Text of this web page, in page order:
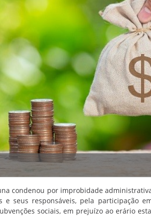
condenou por improbidade
e seus responsáveis, pela participação
sociais, em prejuízo ao erário